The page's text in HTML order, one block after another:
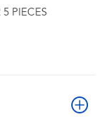
PIECES